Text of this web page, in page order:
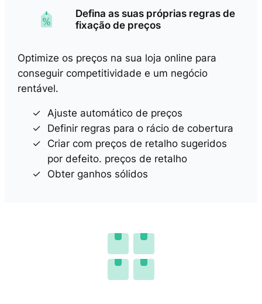
Defina as suas próprias regras de
fixação de preços
Optimize os preços na sua loja online para
conseguir competitividade e um negócio
rentável.
Ajuste automático de preços
Definir regras para o rácio de cobertura
Criar com preços de retalho sugeridos
por defeito. preços de retalho
Obter ganhos sólidos